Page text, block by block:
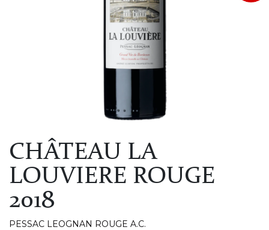
CHÂTEAU LA
LOUVIERE ROUGE
2018
PESSAC LEOGNAN ROUGE A.C.